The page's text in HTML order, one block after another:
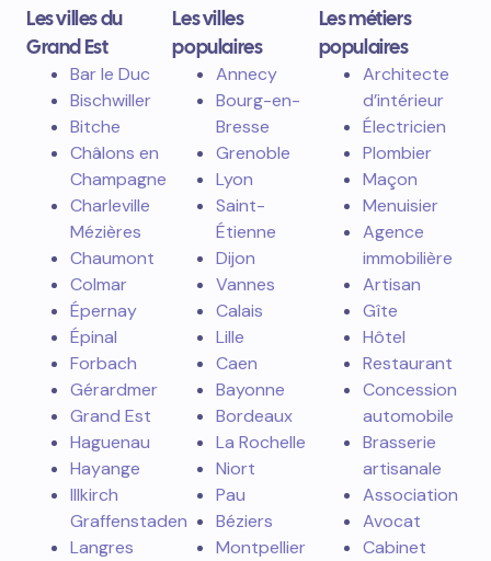
Les villes du
Grand Est
Bar le Duc
Bischwiller
Bitche
Châlons en
Champagne
Charleville
Mézières
Chaumont
Colmar
Épernay
Épinal
Forbach
Gérardmer
Grand Est
Haguenau
Hayange
Illkirch
Graffenstaden
Langres
Les villes
populaires
Annecy
Bourg-en-
Bresse
Grenoble
Lyon
Saint-
Étienne
Dijon
Vannes
Calais
Lille
Caen
Bayonne
Bordeaux
La Rochelle
Niort
Pau
Béziers
Montpellier
Les métiers
populaires
Architecte
d’intérieur
Électricien
Plombier
Maçon
Menuisier
Agence
immobilière
Artisan
Gîte
Hôtel
Restaurant
Concession
automobile
Brasserie
artisanale
Association
Avocat
Cabinet